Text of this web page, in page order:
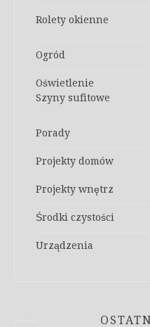
Rolety okienne
Ogród
Oświetlenie
Szyny sufitowe
Porady
Projekty domów
Projekty wnętrz
Środki czystości
Urządzenia